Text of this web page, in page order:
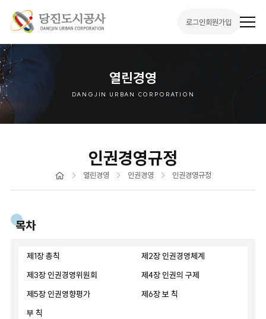
로그인회원가입
전
메
열린경영
DANGJIN URBAN CORPORATION
인권경영규정
열린경영 인권경영 인권경영규정
목차
제1장 총칙
제2장 인권경영체계
제3장 인권경영위원회
제4장 인권의 구제
제5장 인권영향평가
제6장 보 칙
부 칙